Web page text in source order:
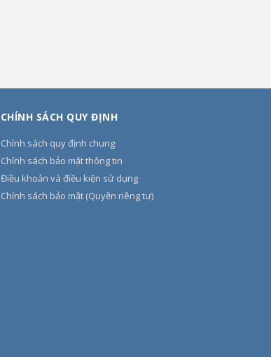
CHÍNH SÁCH QUY ĐỊNH
Chính sách quy định chung
Chính sách bảo mật thông tin
Điều khoản và điều kiện sử dụng
Chính sách bảo mật (Quyền riêng tư)